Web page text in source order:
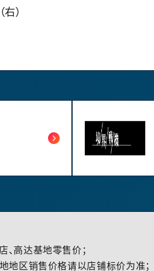
）
高达基地零售价；
地区销售价格请以店铺标价为准；